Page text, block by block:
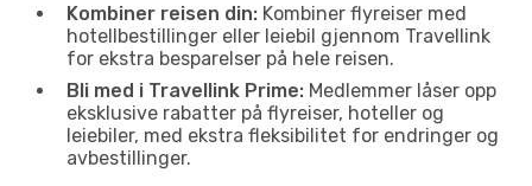
Kombiner reisen din: Kombiner flyreiser med
hotellbestillinger eller leiebil gjennom Travellink
for ekstra besparelser på hele reisen.
Bli med i Travellink Prime: Medlemmer låser opp
eksklusive rabatter på flyreiser, hoteller og
leiebiler, med ekstra fleksibilitet for endringer og
avbestillinger.